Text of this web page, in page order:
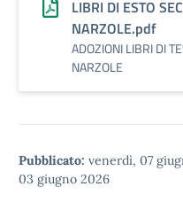
LIBRI DI ESTO
NARZOLE.pdf
ADOZIONI LIBRI DI
NARZOLE
Pubblicato: venerdì, 07
03 giugno 2026